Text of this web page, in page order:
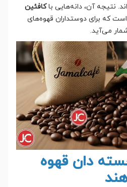
نتیجه آن، دانه‌هایی باکافئین
است که برای دوستداران قهوه‌های
می‌آید.
دان قهوه